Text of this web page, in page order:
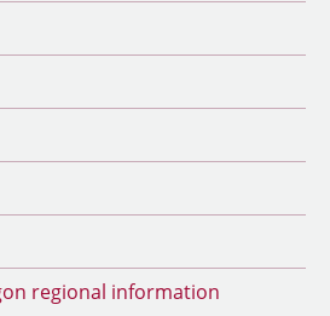
regional information